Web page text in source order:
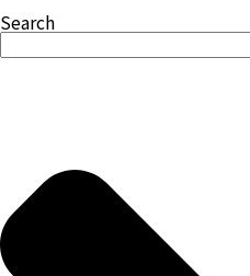
Search